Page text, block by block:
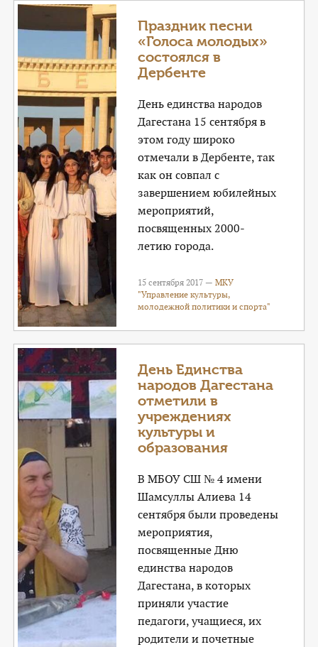
Праздник песни
«Голоса молодых»
состоялся в
Дербенте
День единства народов
Дагестана 15 сентября в
этом году широко
отмечали в Дербенте, так
как он совпал с
завершением юбилейных
мероприятий,
посвященных 2000-
летию города.
15 сентября 2017 —МКУ
"Управление культуры,
молодежной политики и спорта"
День Единства
народов Дагестана
отметили в
учреждениях
культуры и
образования
В МБОУ СШ № 4 имени
Шамсуллы Алиева 14
сентября были проведены
мероприятия,
посвященные Дню
единства народов
Дагестана, в которых
приняли участие
педагоги, учащиеся, их
родители и почетные